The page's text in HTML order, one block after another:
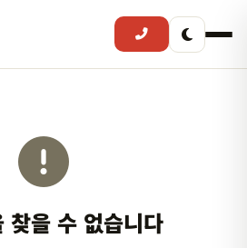
찾을 수 없습니다